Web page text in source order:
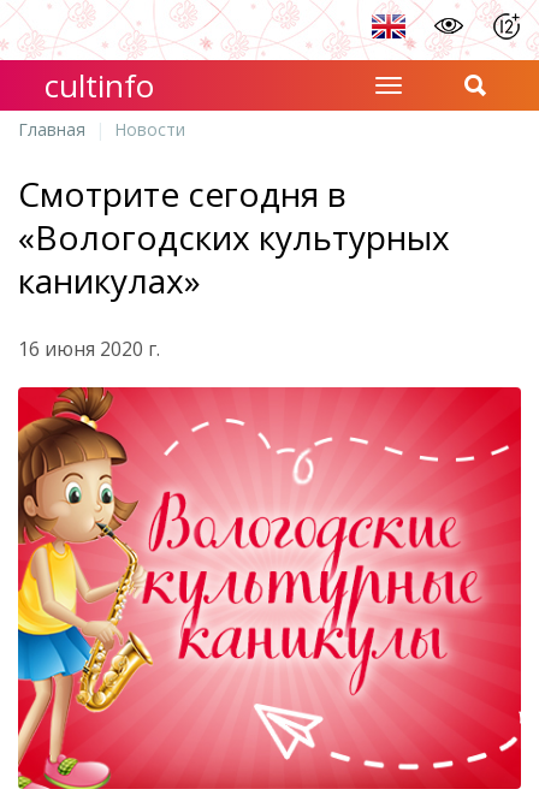
cultinfo
Главная Новости
Смотрите сегодня в
«Вологодских культурных
каникулах»
16 июня 2020 г.